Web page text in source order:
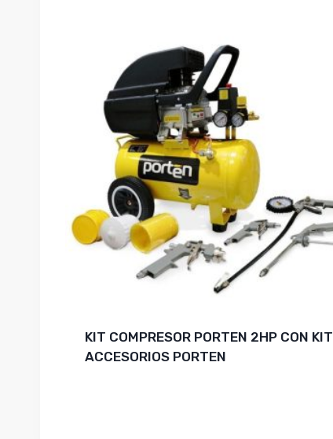
KIT COMPRESOR PORTEN 2HP CON KIT
ACCESORIOS PORTEN